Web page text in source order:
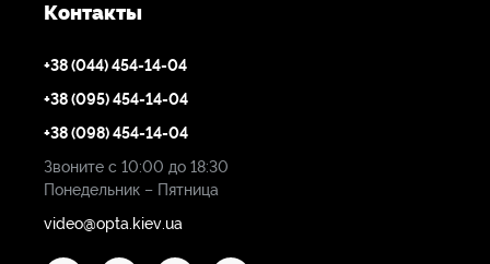
Контакты
+38 (044) 454-14-04
+38 (095) 454-14-04
+38 (098) 454-14-04
Звоните с 10:00 до 18:30
Понедельник – Пятница
video@opta.kiev.ua